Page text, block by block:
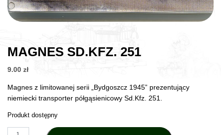
MAGNES SD.KFZ. 251
9.00 zł
Magnes z limitowanej serii „Bydgoszcz 1945” prezentujący
niemiecki transporter półgąsienicowy Sd.Kfz. 251.
Produkt dostępny
ilość Magnes Sd.Kfz. 251